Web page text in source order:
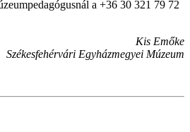
a +36 30 321 79 72
Kis Emőke
Székesfehérvári Egyházmegyei Múzeum